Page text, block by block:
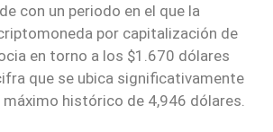
con un periodo en el que la
por capitalización de
en torno a los $1.670 dólares
que se ubica significativamente
histórico de 4,946 dólares.